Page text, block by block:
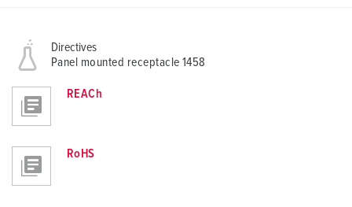
Directives
Panel mounted receptacle 1458
REACh
RoHS